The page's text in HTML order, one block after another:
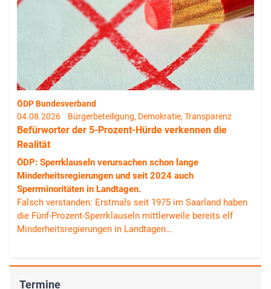
ÖDP Bundesverband
04.08.2026
Bürgerbeteiligung, Demokratie, Transparenz
Befürworter der 5-Prozent-Hürde verkennen die
Realität
ÖDP: Sperrklauseln verursachen schon lange
Minderheitsregierungen und seit 2024 auch
Sperrminoritäten in Landtagen.
Falsch verstanden: Erstmals seit 1975 im Saarland haben
die Fünf-Prozent-Sperrklauseln mittlerweile bereits elf
Minderheitsregierungen in Landtagen…
Termine